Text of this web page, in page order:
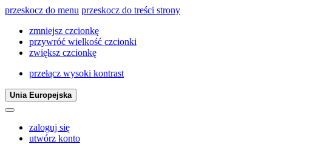
przeskocz do menu przeskocz do treści strony
zmniejsz czcionkę
przywróć wielkość czcionki
zwiększ czcionkę
przełącz wysoki kontrast
Unia Europejska
zaloguj się
utwórz konto